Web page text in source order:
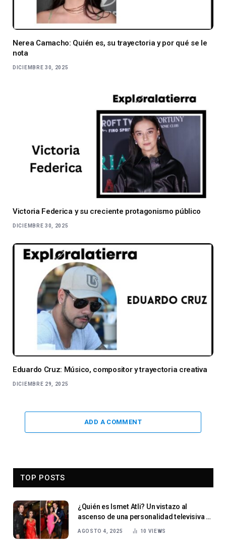
Nerea Camacho: Quién es, su trayectoria y por qué se le
nota
DICIEMBRE 30, 2025
Victoria Federica y su creciente protagonismo público
DICIEMBRE 30, 2025
Eduardo Cruz: Músico, compositor y trayectoria creativa
DICIEMBRE 29, 2025
ADD A COMMENT
TOP POSTS
¿Quién es Ismet Atli? Un vistazo al
ascenso de una personalidad televisiva y
AGOSTO 4, 2025 10 VIEWS